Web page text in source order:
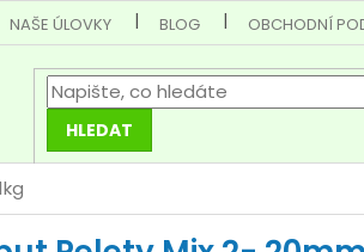
NAŠE ÚLOVKY BLOG OBCHODNÍ
HLEDAT